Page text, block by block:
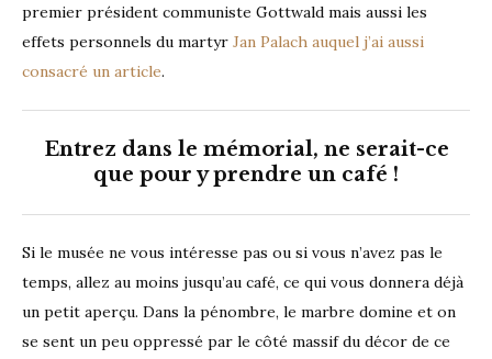
premier président communiste Gottwald mais aussi les
effets personnels du martyr Jan Palach auquel j’ai aussi
consacré un article.
Entrez dans le mémorial, ne serait-ce
que pour y prendre un café !
Si le musée ne vous intéresse pas ou si vous n’avez pas le
temps, allez au moins jusqu’au café, ce qui vous donnera déjà
un petit aperçu. Dans la pénombre, le marbre domine et on
se sent un peu oppressé par le côté massif du décor de ce